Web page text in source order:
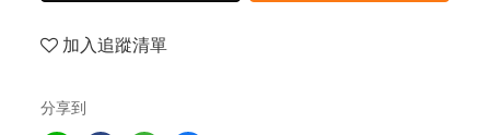
加入追蹤清單
分享到